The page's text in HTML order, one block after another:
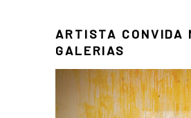
ARTISTA CONVIDA
GALERIAS